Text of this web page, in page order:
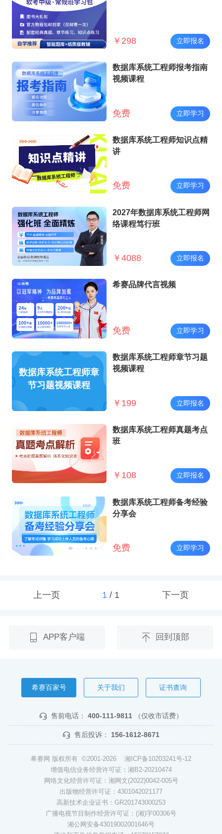
￥ 298 立即报名
数据库系统工程师报考指南
视频课程
免费 立即学习
数据库系统工程师知识点精
讲
免费 立即学习
2027年数据库系统工程师网
络课程笃行班
￥ 4088 立即报名
希赛品牌代言视频
免费 立即学习
数据库系统工程师章
节习题视频课程
数据库系统工程师章节习题
视频课程
￥ 199 立即报名
数据库系统工程师真题考点
班
￥ 108 立即报名
数据库系统工程师备考经验
分享会
免费 立即学习
上一页 1/ 1 下一页
APP客户端 回到顶部
希赛百家号 关于我们 证书查询
售前电话： 400-111-9811 （仅收市话费）
售后投诉： 156-1612-8671
希赛网 版权所有 ©2001-2026 湘ICP备10203241号-12
增值电信业务经营许可证：湘B2-20210474
网络文化经营许可证：湘网文(2022)0042-005号
出版物经营许可证：4301042021177
高新技术企业证书：GR201743000253
广播电视节目制作经营许可证：(湘)字00306号
湘公网安备43019002001646号